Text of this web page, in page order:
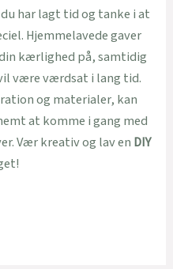
har lagt tid og tanke i at
Hjemmelavede gaver
kærlighed på, samtidig
være værdsat i lang tid.
og materialer, kan
at komme i gang med
Vær kreativ og lav en DIY